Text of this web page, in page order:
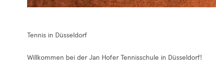
Tennis in Düsseldorf
Willkommen bei der Jan Hofer Tennisschule in Düsseldorf!